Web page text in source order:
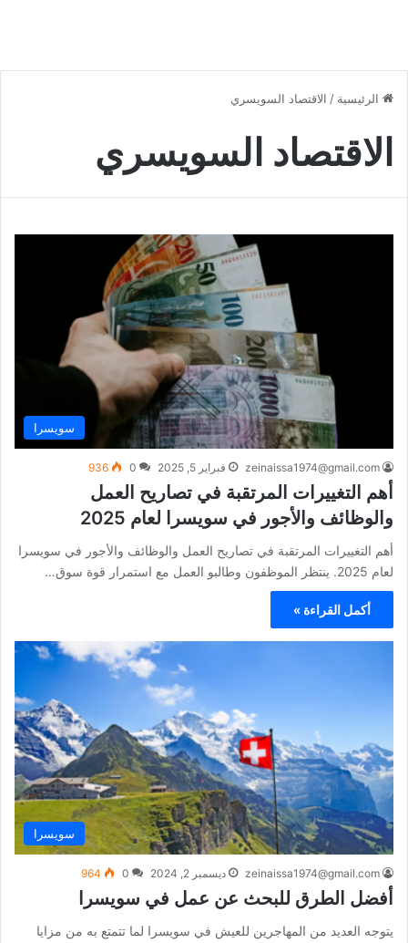
الرئيسية / الاقتصاد السويسري
الاقتصاد السويسري
سويسرا
zeinaissa1974@gmail.com فبراير 5, 2025 0
936
أهم التغييرات المرتقبة في تصاريح العمل
والوظائف والأجور في سويسرا لعام 2025
أهم التغييرات المرتقبة في تصاريح العمل والوظائف والأجور في سويسرا
لعام 2025. ينتظر الموظفون وطالبو العمل مع استمرار قوة سوق…
أكمل القراءة »
سويسرا
zeinaissa1974@gmail.com ديسمبر 2, 2024 0
964
أفضل الطرق للبحث عن عمل في سويسرا
يتوجه العديد من المهاجرين للعيش في سويسرا لما تتمتع به من مزايا